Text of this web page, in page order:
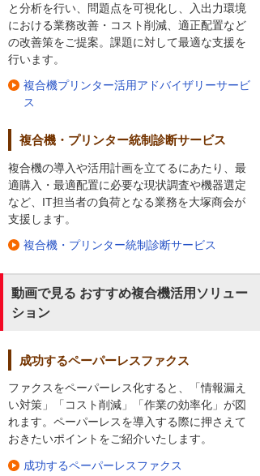
と分析を行い、問題点を可視化し、入出力環境
における業務改善・コスト削減、適正配置など
の改善策をご提案。課題に対して最適な支援を
行います。
複合機プリンター活用アドバイザリーサービ
ス
複合機・プリンター統制診断サービス
複合機の導入や活用計画を立てるにあたり、最
適購入・最適配置に必要な現状調査や機器選定
など、IT担当者の負荷となる業務を大塚商会が
支援します。
複合機・プリンター統制診断サービス
動画で見る おすすめ複合機活用ソリュー
ション
成功するペーパーレスファクス
ファクスをペーパーレス化すると、「情報漏え
い対策」「コスト削減」「作業の効率化」が図
れます。ペーパーレスを導入する際に押さえて
おきたいポイントをご紹介いたします。
成功するペーパーレスファクス